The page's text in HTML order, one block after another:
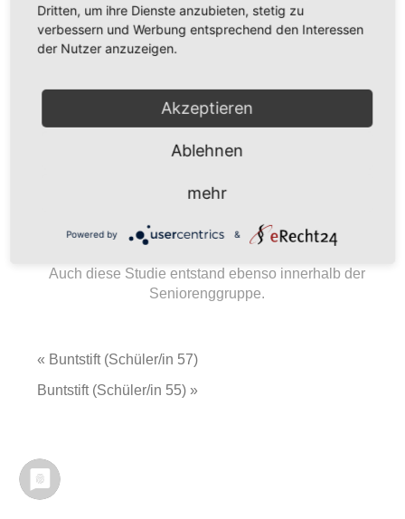
…
Auch diese Studie entstand ebenso innerhalb der
Seniorenggruppe.
« Buntstift (Schüler/in 57)
Buntstift (Schüler/in 55) »
Dritten, um ihre Dienste anzubieten, stetig zu
verbessern und Werbung entsprechend den Interessen
der Nutzer anzuzeigen.
Akzeptieren
Ablehnen
mehr
Powered by &